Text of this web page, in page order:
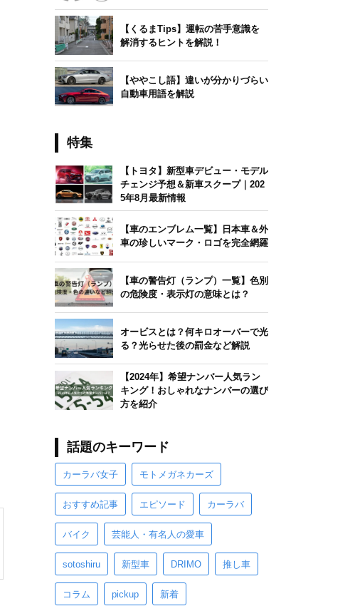
【くるまTips】運転の苦手意識を
解消するヒントを解説！
【ややこし語】違いが分かりづらい
自動車用語を解説
特集
【トヨタ】新型車デビュー・モデル
チェンジ予想＆新車スクープ｜202
5年8月最新情報
【車のエンブレム一覧】日本車＆外
車の珍しいマーク・ロゴを完全網羅
【車の警告灯（ランプ）一覧】色別
の危険度・表示灯の意味とは？
オービスとは？何キロオーバーで光
る？光らせた後の罰金など解説
【2024年】希望ナンバー人気ラン
キング！おしゃれなナンバーの選び
方を紹介
話題のキーワード
カーラバ女子 モトメガネカーズ
おすすめ記事 エピソード カーラバ
バイク 芸能人・有名人の愛車
sotoshiru 新型車 DRIMO 推し車
コラム pickup 新着